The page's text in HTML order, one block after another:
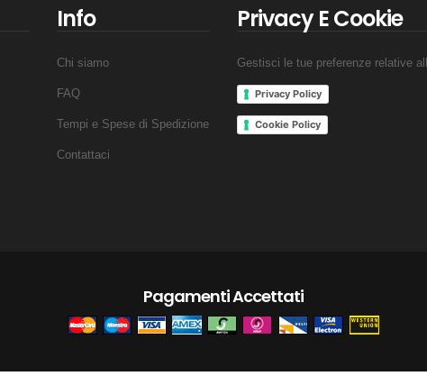
Info
Chi siamo
FAQ
Tempi e Spese di Spedizione
Contattaci
Privacy E Cookie
Gestisci le tue preferenze relative
Privacy Policy
Cookie Policy
Pagamenti Accettati